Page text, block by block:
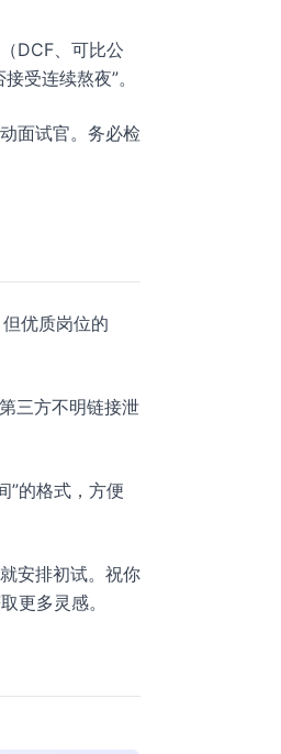
DCF、可比公
受连续熬夜”。
面试官。务必检
优质岗位的
三方不明链接泄
”的格式，方便
安排初试。祝你
更多灵感。